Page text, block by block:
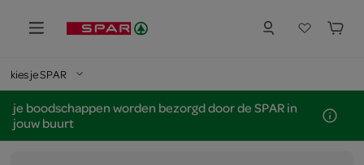
kies je SPAR
je boodschappen worden bezorgd door de SPAR in
jouw buurt